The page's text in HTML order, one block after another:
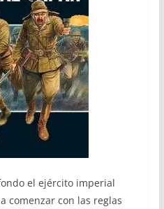
el ejército imperial
comenzar con las reglas